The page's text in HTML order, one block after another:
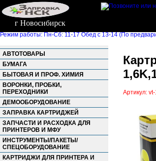
г Новосибирск
Режим работы: Пн-Сб: 11-17 Обед с 13-14 (По
АВТОТОВАРЫ
БУМАГА
БЫТОВАЯ И ПРОФ. ХИМИЯ
ВОРОНКИ, ПРОБКИ,
ПЕРЕХОДНИКИ
ДЕМООБОРУДОВАНИЕ
ЗАПРАВКА КАРТРИДЖЕЙ
ЗАПЧАСТИ И РАСХОДКА ДЛЯ
ПРИНТЕРОВ И МФУ
ИНСТРУМЕНТЫ/ПАКЕТЫ/
СПЕЦОБОРУДОВАНИЕ
КАРТРИДЖИ ДЛЯ ПРИНТЕРА И
Артикул: